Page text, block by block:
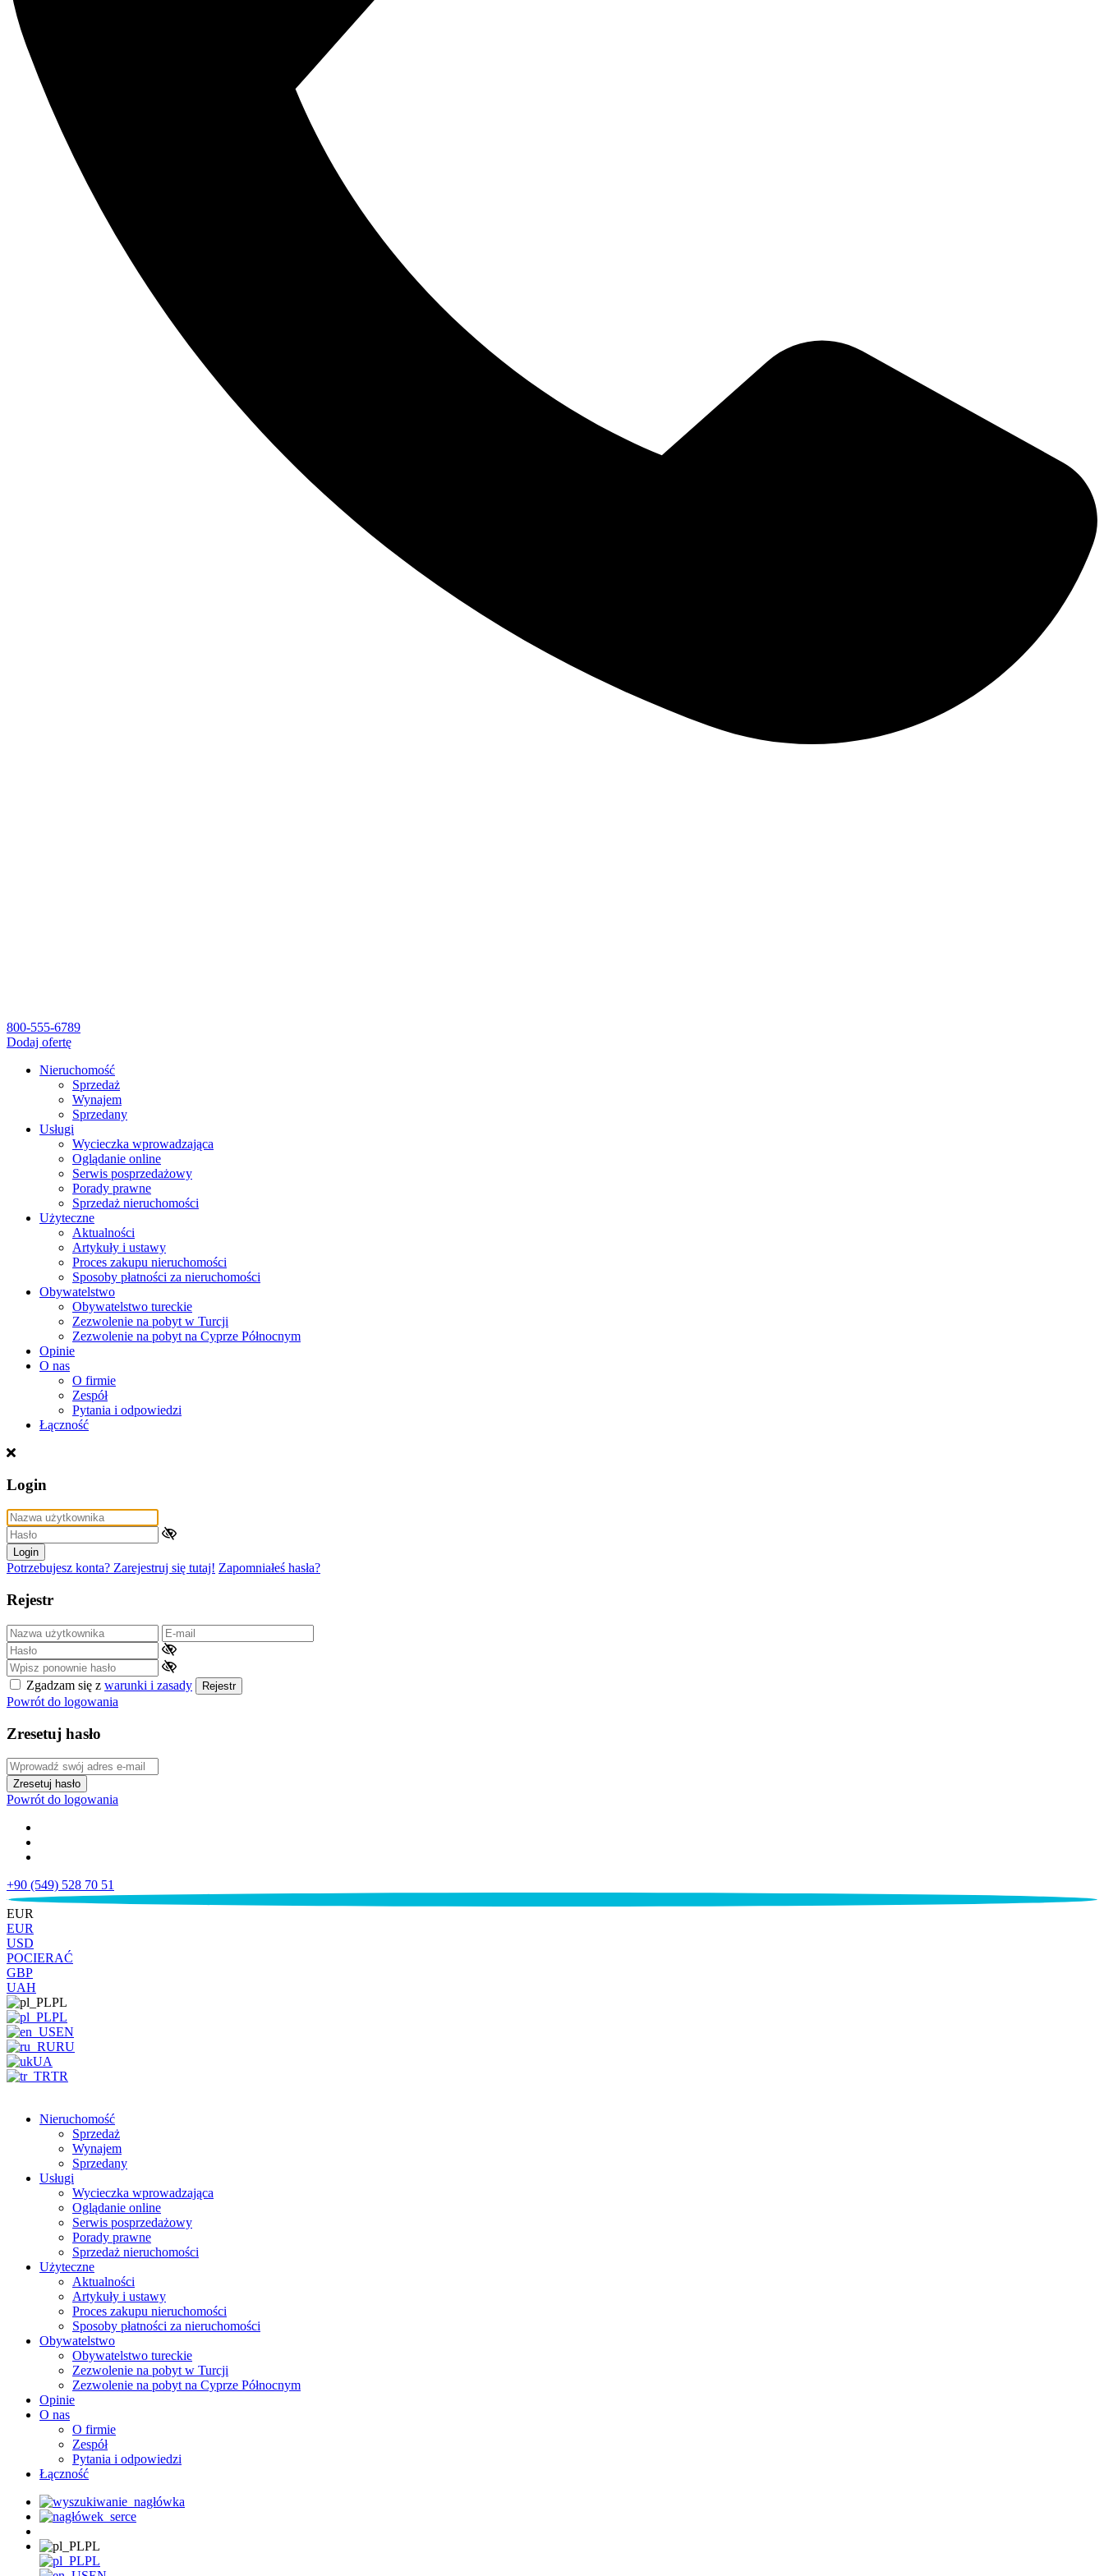
800-555-6789
Dodaj ofertę
Nieruchomość
Sprzedaż
Wynajem
Sprzedany
Usługi
Wycieczka wprowadzająca
Oglądanie online
Serwis posprzedażowy
Porady prawne
Sprzedaż nieruchomości
Użyteczne
Aktualności
Artykuły i ustawy
Proces zakupu nieruchomości
Sposoby płatności za nieruchomości
Obywatelstwo
Obywatelstwo tureckie
Zezwolenie na pobyt w Turcji
Zezwolenie na pobyt na Cyprze Północnym
Opinie
O nas
O firmie
Zespół
Pytania i odpowiedzi
Łączność
Login
Login
Potrzebujesz konta? Zarejestruj się tutaj! Zapomniałeś hasła?
Rejestr
Zgadzam się z warunki i zasady Rejestr
Powrót do logowania
Zresetuj hasło
Zresetuj hasło
Powrót do logowania
+90 (549) 528 70 51
€
EUR
EUR
USD
POCIERAĆ
GBP
UAH
PL
PL
EN
RU
UA
TR
Nieruchomość
Sprzedaż
Wynajem
Sprzedany
Usługi
Wycieczka wprowadzająca
Oglądanie online
Serwis posprzedażowy
Porady prawne
Sprzedaż nieruchomości
Użyteczne
Aktualności
Artykuły i ustawy
Proces zakupu nieruchomości
Sposoby płatności za nieruchomości
Obywatelstwo
Obywatelstwo tureckie
Zezwolenie na pobyt w Turcji
Zezwolenie na pobyt na Cyprze Północnym
Opinie
O nas
O firmie
Zespół
Pytania i odpowiedzi
Łączność
PL
PL